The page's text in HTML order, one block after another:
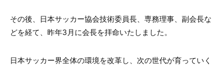
その後、日本サッカー協会技術委員長、専務理事、副会長な
どを経て、昨年3月に会長を拝命いたしました。
日本サッカー界全体の環境を改革し、次の世代が育っていく